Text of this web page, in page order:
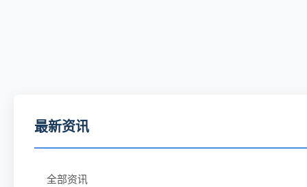
最新资讯
全部资讯